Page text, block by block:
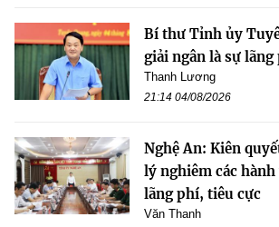
Bí thư Tỉnh ủy
giải ngân là sự lãng
Thanh Lương
21:14 04/08/2026
Nghệ An: Kiên
lý nghiêm các
lãng phí, tiêu cực
Văn Thanh